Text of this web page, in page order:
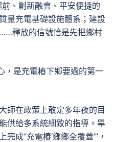
、創新融會、平安便捷的
量充電基礎設施體系；建設
釋放的信號恰是先把鄉村
，是充電樁下鄉要過的第一
師在政策上敢定多年夜的目
供給多系統細致的指導。畢
成“充電樁‘鄉鄉全覆蓋’”，